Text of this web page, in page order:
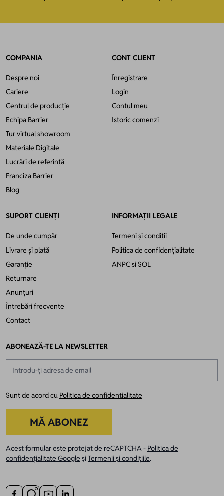
COMPANIA
Despre noi
Cariere
Centrul de producție
Echipa Barrier
Tur virtual showroom
Materiale Digitale
Lucrări de referință
Franciza Barrier
Blog
CONT CLIENT
Înregistrare
Login
Contul meu
Istoric comenzi
SUPORT CLIENȚI
De unde cumpăr
Livrare și plată
Garanție
Returnare
Anunțuri
Întrebări frecvente
Contact
INFORMAȚII LEGALE
Termeni și condiții
Politica de confidențialitate
ANPCsi SOL
ABONEAZĂ-TE LA NEWSLETTER
Sunt de acord cu Politica de confidentialitate
MĂ ABONEZ
Acest formular este protejat de reCAPTCHA - Politica de
confidențialitate Google șiTermenii și condițiile.